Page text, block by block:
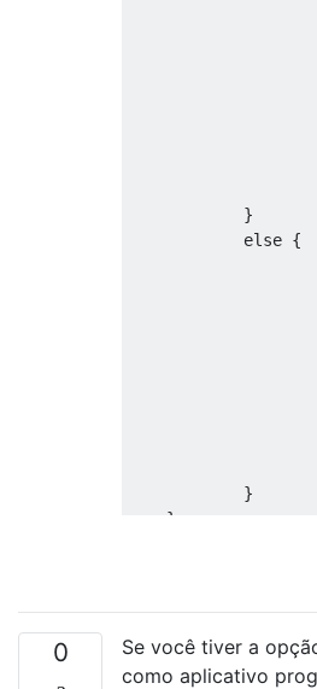
}
else {
}
}
0
Se você tiver a
como aplicativo